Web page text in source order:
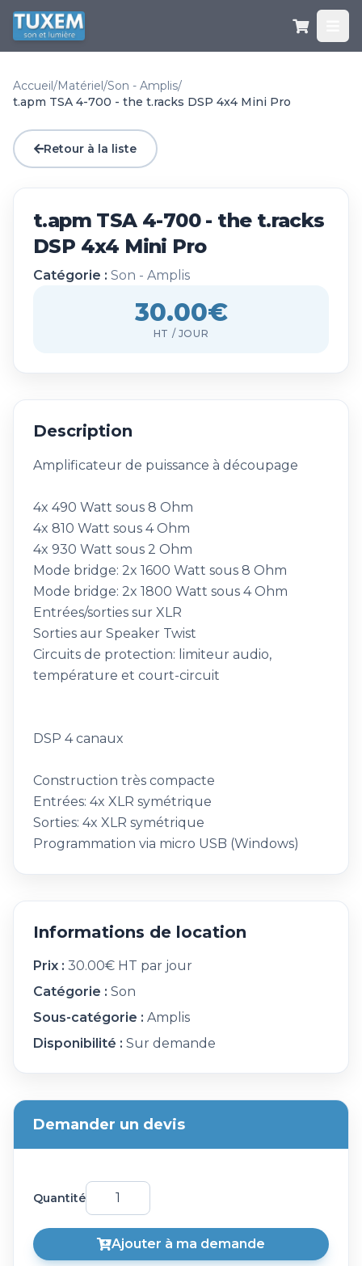
Accueil/Matériel/Son - Amplis/
t.apm TSA 4-700 - the t.racks DSP 4x4 Mini Pro
Retour à la liste
t.apm TSA 4-700 - the t.racks
DSP 4x4 Mini Pro
Catégorie : Son - Amplis
30.00€
HT / JOUR
Description
Amplificateur de puissance à découpage
4x 490 Watt sous 8 Ohm
4x 810 Watt sous 4 Ohm
4x 930 Watt sous 2 Ohm
Mode bridge: 2x 1600 Watt sous 8 Ohm
Mode bridge: 2x 1800 Watt sous 4 Ohm
Entrées/sorties sur XLR
Sorties aur Speaker Twist
Circuits de protection: limiteur audio,
température et court-circuit
DSP 4 canaux
Construction très compacte
Entrées: 4x XLR symétrique
Sorties: 4x XLR symétrique
Programmation via micro USB (Windows)
Informations de location
Prix : 30.00€ HT par jour
Catégorie : Son
Sous-catégorie : Amplis
Disponibilité : Sur demande
Demander un devis
Quantité
Ajouter à ma demande